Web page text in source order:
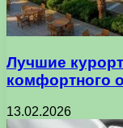
Лучшие
комфортного
13.02.2026